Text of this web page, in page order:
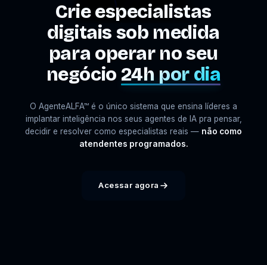
Crie especialistas
digitais sob medida
para operar no seu
negócio 24h por dia
O AgenteALFA™ é o único sistema que ensina líderes a
implantar inteligência nos seus agentes de IA pra pensar,
decidir e resolver como especialistas reais — não como
atendentes programados.
Acessar agora